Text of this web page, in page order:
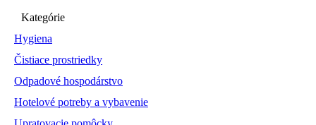
Kategórie
Hygiena
Čistiace prostriedky
Odpadové hospodárstvo
Hotelové potreby a vybavenie